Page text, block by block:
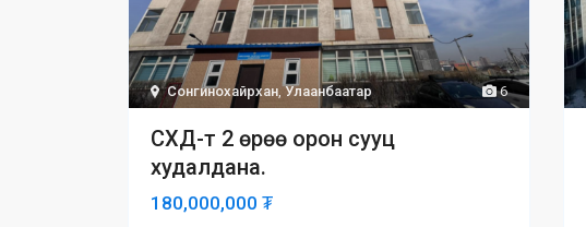
6
Сонгинохайрхан ,Улаанбаатар
СХД-т 2 өрөө орон сууц
худалдана.
180,000,000 ₮